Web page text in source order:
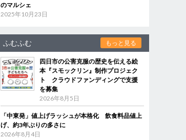
のマルシェ
2025年10月23日
ふむふむ もっと見る
四日市の公害克服の歴史を伝える絵
本『スモックリン』制作プロジェク
ト クラウドファンディングで支援
を募集
2026年8月5日
「中東発」値上げラッシュが本格化 飲食料品値上
げ、約3年ぶりの多さに
2026年8月4日